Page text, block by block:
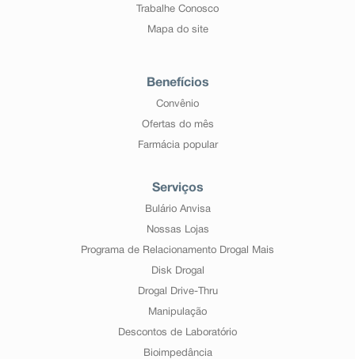
Trabalhe Conosco
Mapa do site
Benefícios
Convênio
Ofertas do mês
Farmácia popular
Serviços
Bulário Anvisa
Nossas Lojas
Programa de Relacionamento Drogal Mais
Disk Drogal
Drogal Drive-Thru
Manipulação
Descontos de Laboratório
Bioimpedância